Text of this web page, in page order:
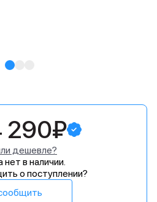
290₽
дешевле?
нет в наличии.
о поступлении?